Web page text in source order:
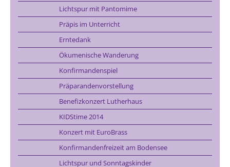
Lichtspur mit Pantomime
Präpis im Unterricht
Erntedank
Ökumenische Wanderung
Konfirmandenspiel
Präparandenvorstellung
Benefizkonzert Lutherhaus
KIDStime 2014
Konzert mit EuroBrass
Konfirmandenfreizeit am Bodensee
Lichtspur und Sonntagskinder